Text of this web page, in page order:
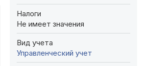
Налоги
Не имеет значения
Вид учета
Управленческий учет